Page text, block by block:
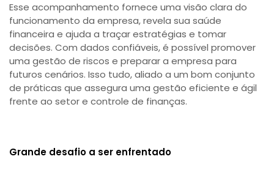
Esse acompanhamento fornece uma visão clara do
funcionamento da empresa, revela sua saúde
financeira e ajuda a traçar estratégias e tomar
decisões. Com dados confiáveis, é possível promover
uma gestão de riscos e preparar a empresa para
futuros cenários. Isso tudo, aliado a um bom conjunto
de práticas que assegura uma gestão eficiente e ágil
frente ao setor e controle de finanças.
Grande desafio a ser enfrentado